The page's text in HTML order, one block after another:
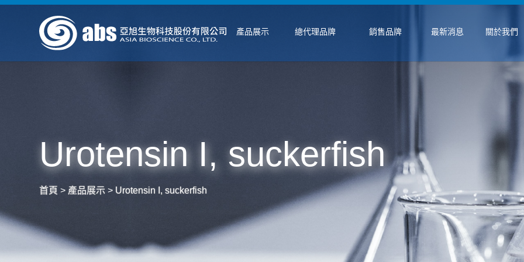
產品展示 總代理品牌 銷售品牌 最新消息 關於我們
Urotensin I, suckerfish
首頁 > 產品展示 > Urotensin I, suckerfish